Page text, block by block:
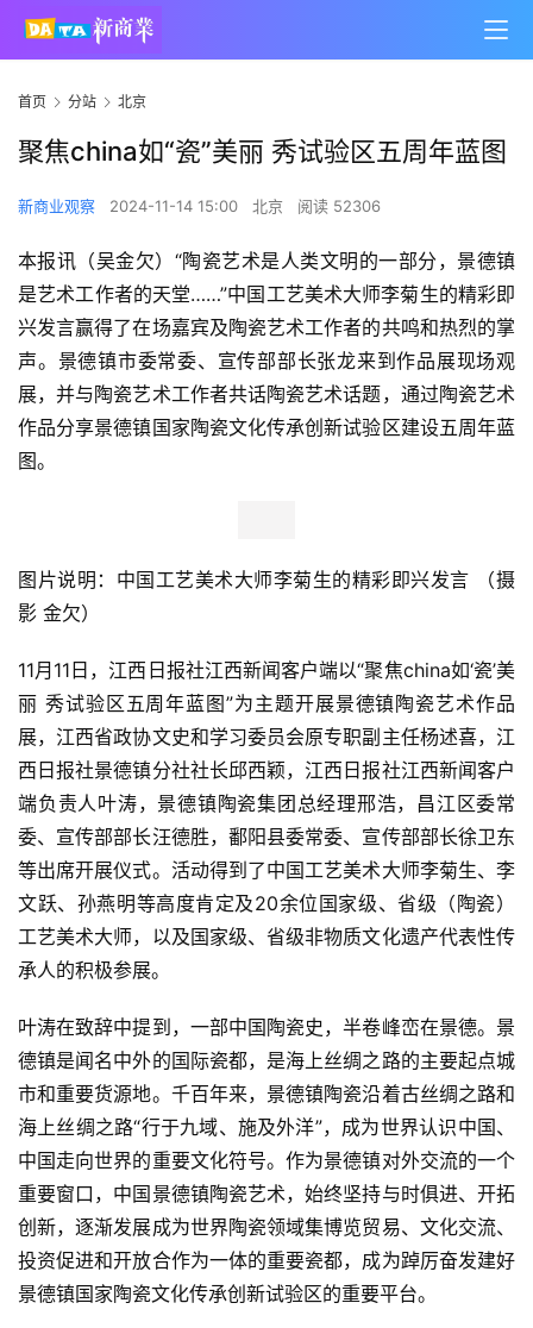
首页 分站 北京
聚焦china如“瓷”美丽 秀试验区五周年蓝图
新商业观察 2024-11-14 15:00 北京 阅读 52306
本报讯（吴金欠）“陶瓷艺术是人类文明的一部分，景德镇
是艺术工作者的天堂……”中国工艺美术大师李菊生的精彩即
兴发言赢得了在场嘉宾及陶瓷艺术工作者的共鸣和热烈的掌
声。景德镇市委常委、宣传部部长张龙来到作品展现场观
展，并与陶瓷艺术工作者共话陶瓷艺术话题，通过陶瓷艺术
作品分享景德镇国家陶瓷文化传承创新试验区建设五周年蓝
图。
图片说明：中国工艺美术大师李菊生的精彩即兴发言 （摄
影 金欠）
11月11日，江西日报社江西新闻客户端以“聚焦china如‘瓷’美
丽 秀试验区五周年蓝图”为主题开展景德镇陶瓷艺术作品
展，江西省政协文史和学习委员会原专职副主任杨述喜，江
西日报社景德镇分社社长邱西颖，江西日报社江西新闻客户
端负责人叶涛，景德镇陶瓷集团总经理邢浩，昌江区委常
委、宣传部部长汪德胜，鄱阳县委常委、宣传部部长徐卫东
等出席开展仪式。活动得到了中国工艺美术大师李菊生、李
文跃、孙燕明等高度肯定及20余位国家级、省级（陶瓷）
工艺美术大师，以及国家级、省级非物质文化遗产代表性传
承人的积极参展。
叶涛在致辞中提到，一部中国陶瓷史，半卷峰峦在景德。景
德镇是闻名中外的国际瓷都，是海上丝绸之路的主要起点城
市和重要货源地。千百年来，景德镇陶瓷沿着古丝绸之路和
海上丝绸之路“行于九域、施及外洋”，成为世界认识中国、
中国走向世界的重要文化符号。作为景德镇对外交流的一个
重要窗口，中国景德镇陶瓷艺术，始终坚持与时俱进、开拓
创新，逐渐发展成为世界陶瓷领域集博览贸易、文化交流、
投资促进和开放合作为一体的重要瓷都，成为踔厉奋发建好
景德镇国家陶瓷文化传承创新试验区的重要平台。